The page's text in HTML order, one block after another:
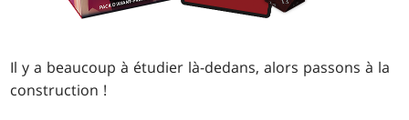
Il y a beaucoup à étudier là-dedans, alors passons à la
construction !